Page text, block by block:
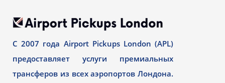
С 2007 года Airport Pickups London (APL)
предоставляет услуги премиальных
трансферов из всех аэропортов Лондона.